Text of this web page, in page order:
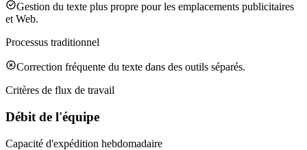
Gestion du texte plus propre pour les emplacements publicitaires
et Web.
Processus traditionnel
Correction fréquente du texte dans des outils séparés.
Critères de flux de travail
Débit de l'équipe
Capacité d'expédition hebdomadaire